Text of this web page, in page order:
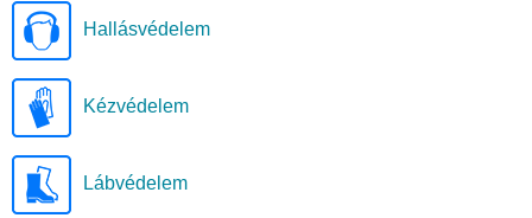
Hallásvédelem
Kézvédelem
Lábvédelem